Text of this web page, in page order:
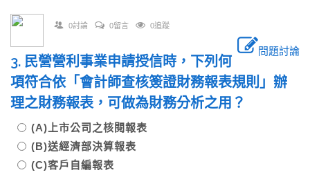
0討論 0留言 0追蹤
問題討論
3. 民營營利事業申請授信時，下列何
項符合依「會計師查核簽證財務報表規則」辦
理之財務報表，可做為財務分析之用？
(A)上市公司之核閱報表
(B)送經濟部決算報表
(C)客戶自編報表